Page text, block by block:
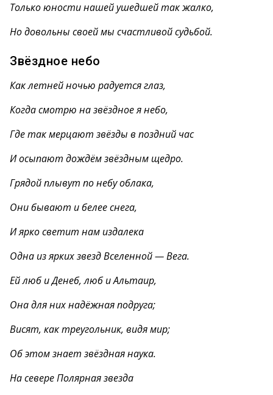
Только юности нашей ушедшей так жалко,
Но довольны своей мы счастливой судьбой.
Звёздное небо
Как летней ночью радуется глаз,
Когда смотрю на звёздное я небо,
Где так мерцают звёзды в поздний час
И осыпают дождём звёздным щедро.
Грядой плывут по небу облака,
Они бывают и белее снега,
И ярко светит нам издалека
Одна из ярких звезд Вселенной — Вега.
Ей люб и Денеб, люб и Альтаир,
Она для них надёжная подруга;
Висят, как треугольник, видя мир;
Об этом знает звёздная наука.
На севере Полярная звезда